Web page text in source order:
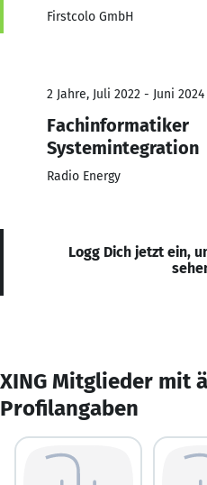
Firstcolo GmbH
2 Jahre, Juli 2022 - Juni 2024
Fachinformatiker
Systemintegration
Radio Energy
Logg Dich jetzt ein,
XING Mitglieder mit
Profilangaben